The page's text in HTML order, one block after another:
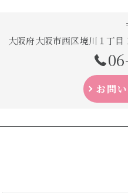
大阪府大阪市西区境川１丁
お問